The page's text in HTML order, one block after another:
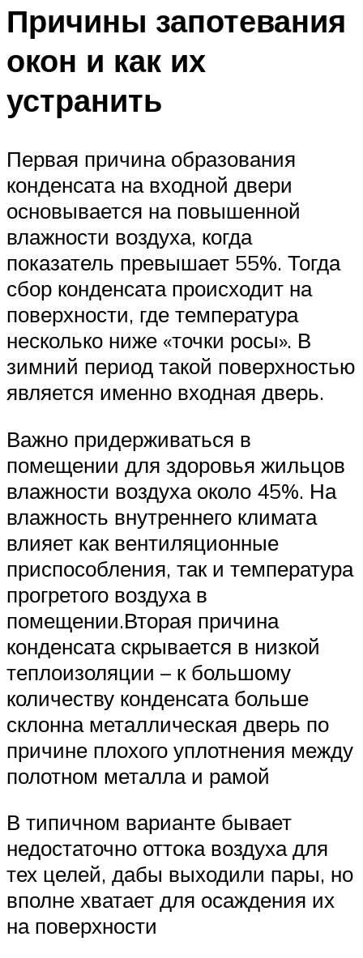
Причины запотевания
окон и как их
устранить
Первая причина образования
конденсата на входной двери
основывается на повышенной
влажности воздуха, когда
показатель превышает 55%. Тогда
сбор конденсата происходит на
поверхности, где температура
несколько ниже «точки росы». В
зимний период такой поверхностью
является именно входная дверь.
Важно придерживаться в
помещении для здоровья жильцов
влажности воздуха около 45%. На
влажность внутреннего климата
влияет как вентиляционные
приспособления, так и температура
прогретого воздуха в
помещении.Вторая причина
конденсата скрывается в низкой
теплоизоляции – к большому
количеству конденсата больше
склонна металлическая дверь по
причине плохого уплотнения между
полотном металла и рамой
В типичном варианте бывает
недостаточно оттока воздуха для
тех целей, дабы выходили пары, но
вполне хватает для осаждения их
на поверхности